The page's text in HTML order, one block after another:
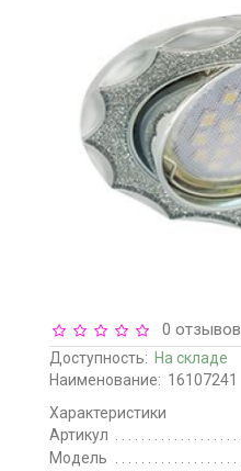
0 отзывов
Доступность: На складе
Наименование: 16107241
Характеристики
Артикул
Модель